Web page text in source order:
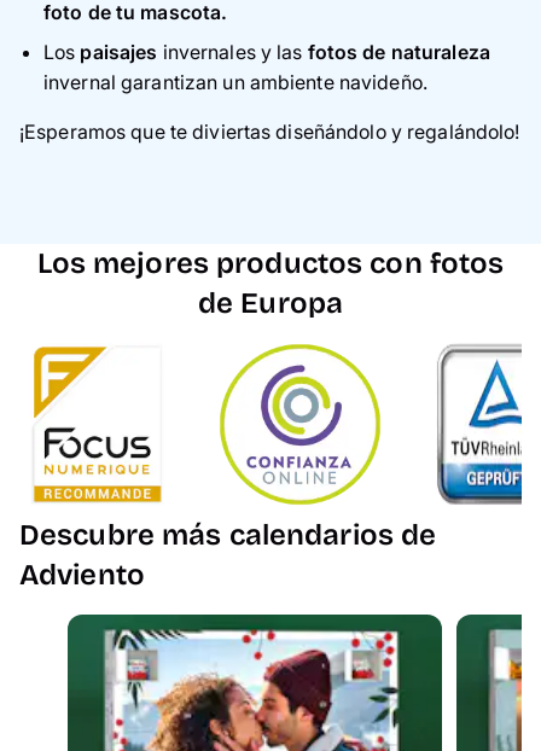
foto de tu mascota.
Los paisajes invernales y las fotos de naturaleza
invernal garantizan un ambiente navideño.
¡Esperamos que te diviertas diseñándolo y regalándolo!
Los mejores productos con fotos
de Europa
Descubre más calendarios de
Adviento